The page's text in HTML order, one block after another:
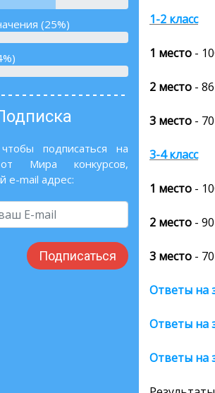
(25%)
подписаться на
Мира конкурсов,
e-mail адрес:
Подписаться
1-2 класс
1 место -
2 место -
3 место -
3-4 класс
1 место -
2 место -
3 место -
Ответы на
Ответы на
Ответы на